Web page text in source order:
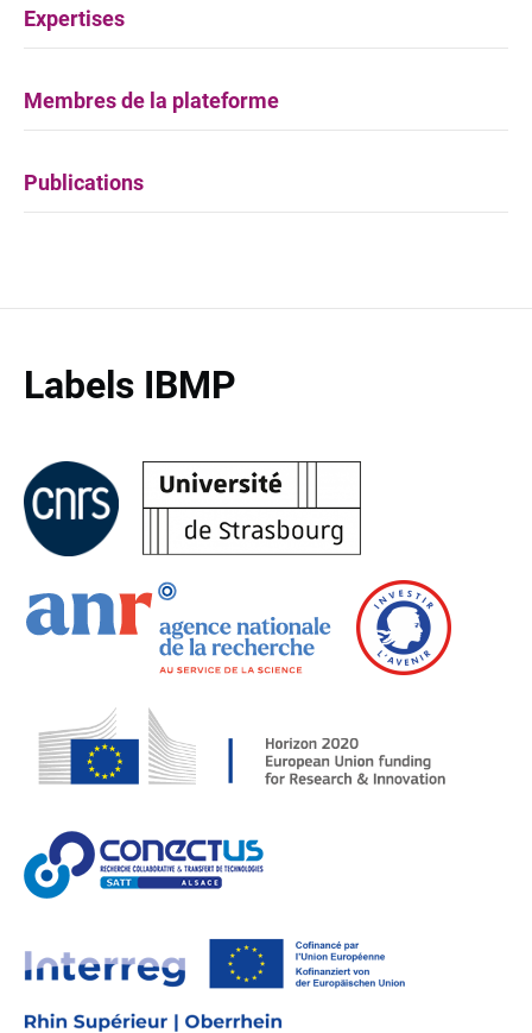
Expertises
Membres de la plateforme
Publications
Labels IBMP